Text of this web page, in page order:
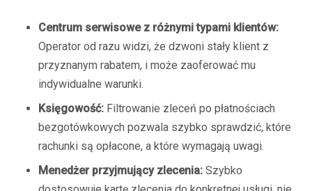
Centrum serwisowe z różnymi typami klientów:
Operator od razu widzi, że dzwoni stały klient z
przyznanym rabatem, i może zaoferować mu
indywidualne warunki.
Księgowość: Filtrowanie zleceń po płatnościach
bezgotówkowych pozwala szybko sprawdzić, które
rachunki są opłacone, a które wymagają uwagi.
Menedżer przyjmujący zlecenia: Szybko